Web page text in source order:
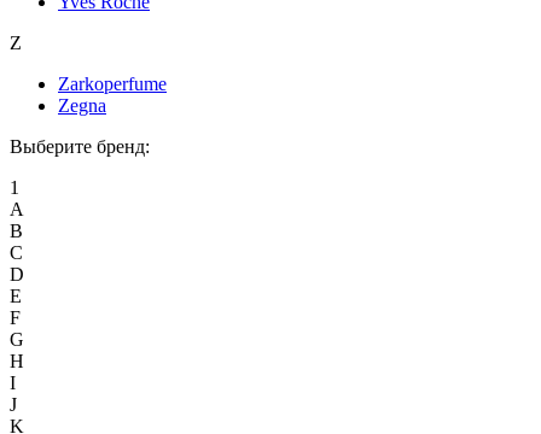
Z
Zarkoperfume
Zegna
Выберите бренд:
1
A
B
C
D
E
F
G
H
I
J
K